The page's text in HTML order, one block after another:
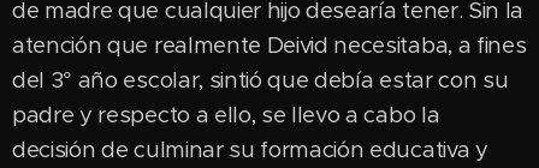
de madre que cualquier hijo desearía tener. Sin la
atención que realmente Deivid necesitaba, a fines
del 3° año escolar, sintió que debía estar con su
padre y respecto a ello, se llevo a cabo la
decisión de culminar su formación educativa y